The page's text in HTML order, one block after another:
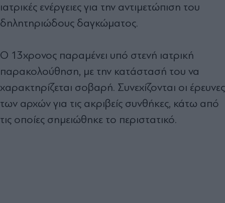
ιατρικές ενέργειες για την αντιμετώπιση του
δηλητηριώδους δαγκώματος.
Ο 13χρονος παραμένει υπό στενή ιατρική
παρακολούθηση, με την κατάστασή του να
χαρακτηρίζεται σοβαρή. Συνεχίζονται οι έρευνες
των αρχών για τις ακριβείς συνθήκες, κάτω από
τις οποίες σημειώθηκε το περιστατικό.